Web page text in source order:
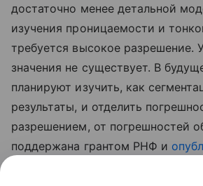
достаточно менее детальной
изучения проницаемости и
требуется высокое разрешение.
значения не существует. В
планируют изучить, как
результаты, и отделить
разрешением, от погрешностей
поддержана грантом РНФ и